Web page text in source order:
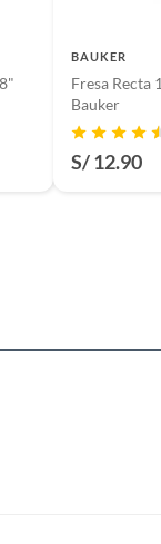
BAUKER
Fresa Recta
Bauker
S/ 12.90